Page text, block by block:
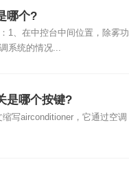
哪个?
1、在中控台中间位置，除雾功
系统的情况...
是哪个按键?
写airconditioner，它通过空调